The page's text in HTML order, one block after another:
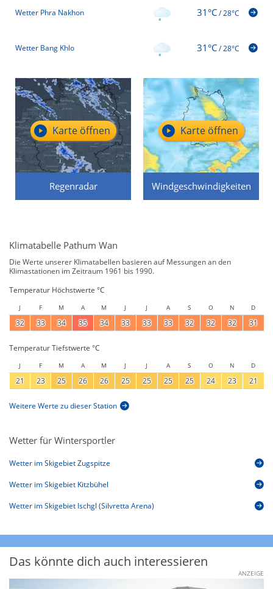
Wetter Phra Nakhon 31°C/28°C
Wetter Bang Khlo 31°C/28°C
Regenradar
Karte öffnen
Windgeschwindigkeiten
Karte öffnen
Klimatabelle Pathum Wan
Die Werte unserer Klimatabellen basieren auf Messungen an den
Klimastationen im Zeitraum 1961 bis 1990.
Temperatur Höchstwerte °C
J F M A M J J A S O N D
32 33 34 35 34 33 33 33 32 32 32 31
Temperatur Tiefstwerte °C
J F M A M J J A S O N D
21 23 25 26 26 25 25 25 25 24 23 21
Weitere Werte zu dieser Station
Wetter für Wintersportler
Wetter im Skigebiet Zugspitze
Wetter im Skigebiet Kitzbühel
Wetter im Skigebiet Ischgl (Silvretta Arena)
Das könnte dich auch interessieren
ANZEIGE